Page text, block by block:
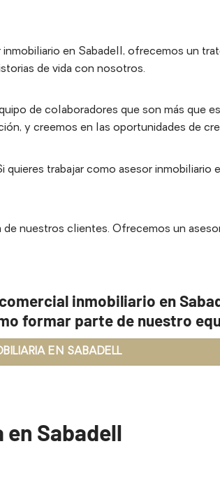
en Sabadell, ofrecemos un
de vida con nosotros.
de colaboradores que son más que
y creemos en las oportunidades de
quieres trabajar como asesor inmobiliario
nuestros clientes. Ofrecemos un
inmobiliario en
formar parte de nuestro
EN SABADELL
Sabadell